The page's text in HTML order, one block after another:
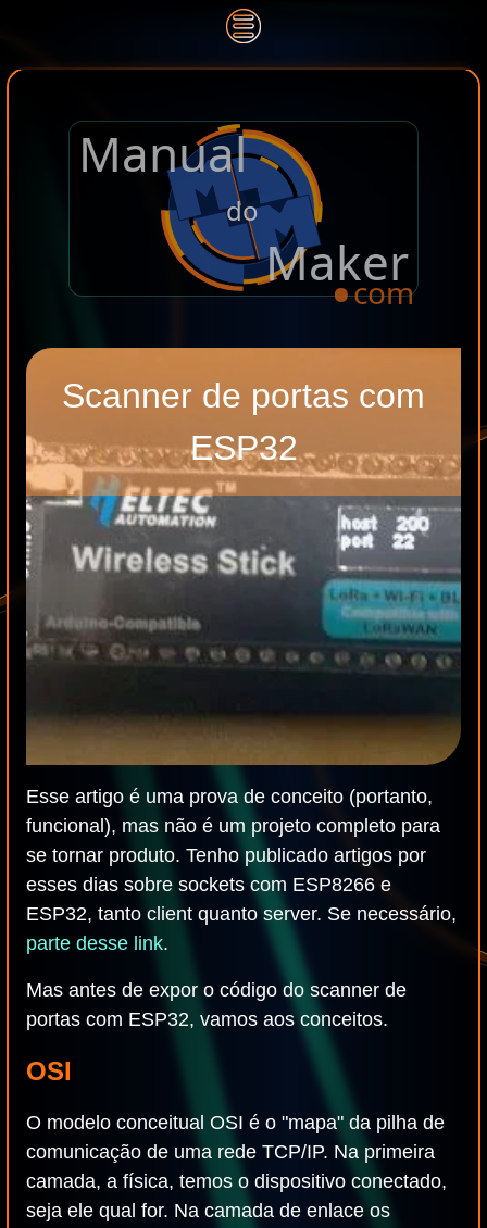
Manual
do
Maker
.com
Scanner de portas com
ESP32
Esse artigo é uma prova de conceito (portanto,
funcional), mas não é um projeto completo para
se tornar produto. Tenho publicado artigos por
esses dias sobre sockets com ESP8266 e
ESP32, tanto client quanto server. Se necessário,
parte desse link.
Mas antes de expor o código do scanner de
portas com ESP32, vamos aos conceitos.
OSI
O modelo conceitual OSI é o "mapa" da pilha de
comunicação de uma rede TCP/IP. Na primeira
camada, a física, temos o dispositivo conectado,
seja ele qual for. Na camada de enlace os